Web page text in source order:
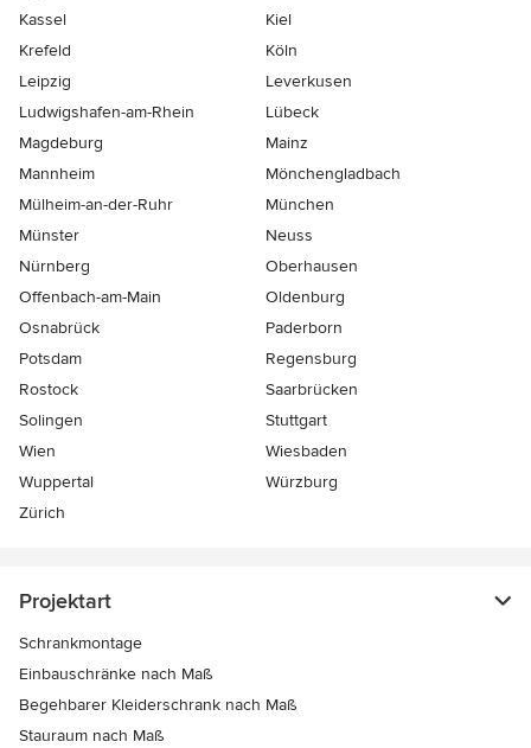
Kassel
Kiel
Krefeld
Köln
Leipzig
Leverkusen
Ludwigshafen-am-Rhein
Lübeck
Magdeburg
Mainz
Mannheim
Mönchen­gladbach
Mülheim-an-der-Ruhr
München
Münster
Neuss
Nürnberg
Oberhausen
Offenbach-am-Main
Oldenburg
Osnabrück
Paderborn
Potsdam
Regensburg
Rostock
Saarbrücken
Solingen
Stuttgart
Wien
Wiesbaden
Wuppertal
Würzburg
Zürich
Projektart
Schrankmontage
Einbauschränke nach Maß
Begehbarer Kleiderschrank nach Maß
Stauraum nach Maß